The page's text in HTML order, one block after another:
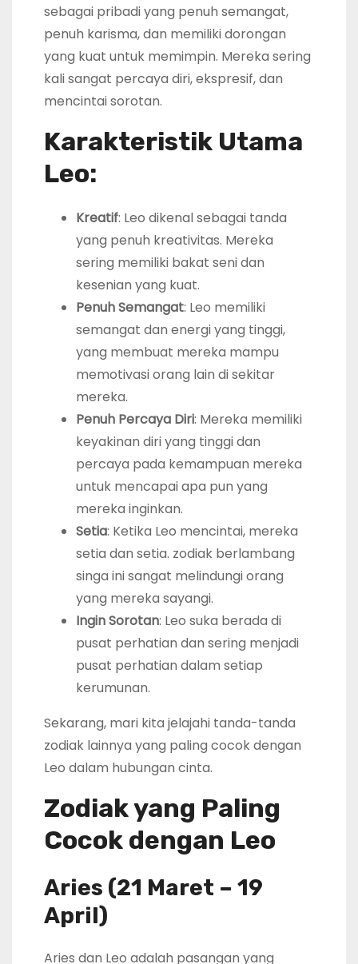
sebagai pribadi yang penuh semangat,
penuh karisma, dan memiliki dorongan
yang kuat untuk memimpin. Mereka sering
kali sangat percaya diri, ekspresif, dan
mencintai sorotan.
Karakteristik Utama
Leo:
Kreatif: Leo dikenal sebagai tanda
yang penuh kreativitas. Mereka
sering memiliki bakat seni dan
kesenian yang kuat.
Penuh Semangat: Leo memiliki
semangat dan energi yang tinggi,
yang membuat mereka mampu
memotivasi orang lain di sekitar
mereka.
Penuh Percaya Diri: Mereka memiliki
keyakinan diri yang tinggi dan
percaya pada kemampuan mereka
untuk mencapai apa pun yang
mereka inginkan.
Setia: Ketika Leo mencintai, mereka
setia dan setia. zodiak berlambang
singa ini sangat melindungi orang
yang mereka sayangi.
Ingin Sorotan: Leo suka berada di
pusat perhatian dan sering menjadi
pusat perhatian dalam setiap
kerumunan.
Sekarang, mari kita jelajahi tanda-tanda
zodiak lainnya yang paling cocok dengan
Leo dalam hubungan cinta.
Zodiak yang Paling
Cocok dengan Leo
Aries (21 Maret – 19
April)
Aries dan Leo adalah pasangan yang